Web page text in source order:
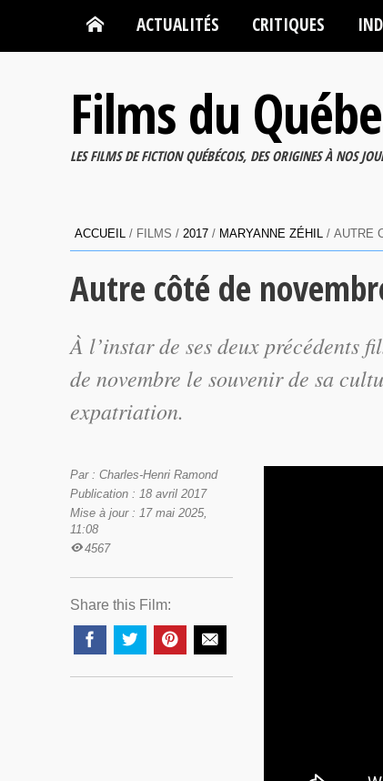
ACTUALITÉS CRITIQUES
Films du
LES FILMS DE FICTION QUÉBÉCOIS, DES ORIGINES À NOS
ACCUEIL / FILMS / 2017 / MARYANNE ZÉHIL / AUTRE
Autre côté de
À l’instar de ses deux précédents
de novembre le souvenir de sa
expatriation.
Par : Charles-Henri Ramond
Publication : 18 avril 2017
Mise à jour : 17 mai 2025,
11:08
4567
Share this Film: